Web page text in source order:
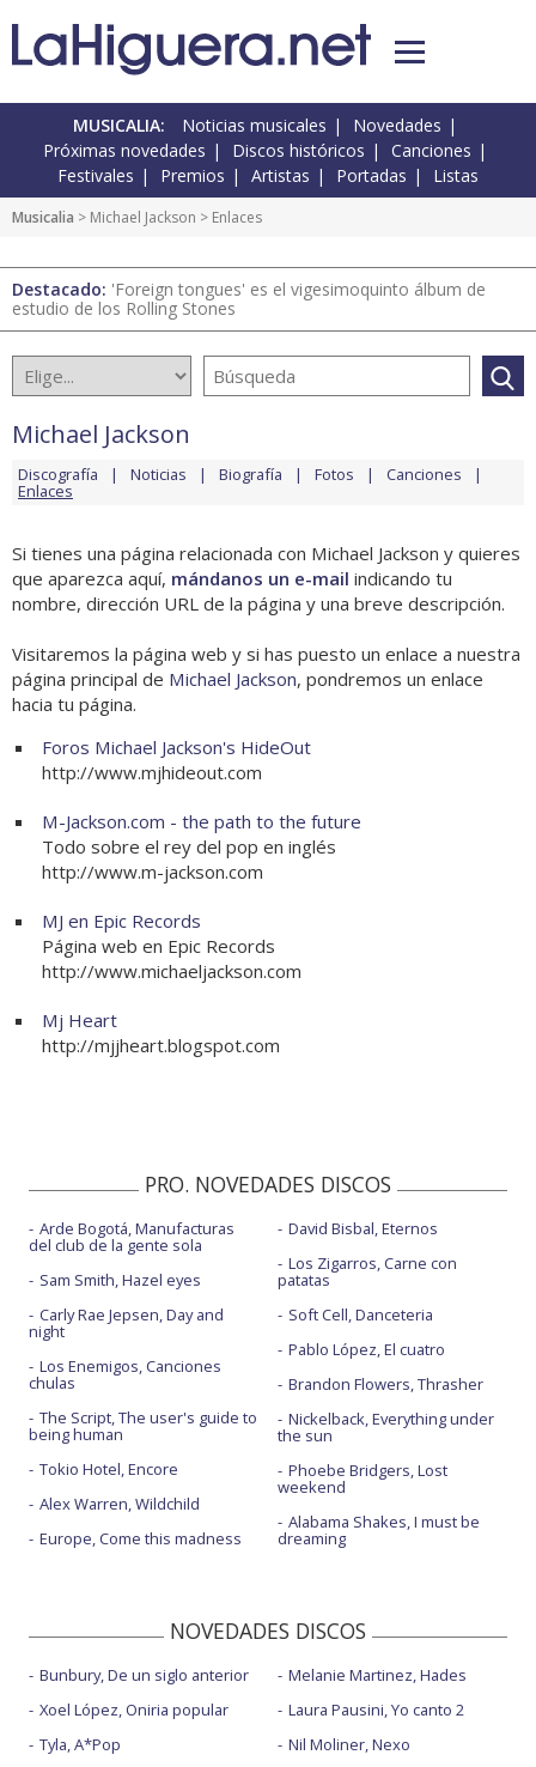
MUSICALIA: Noticias musicales
Novedades
Próximas novedades
Discos históricos
Canciones
Festivales
Premios Artistas Portadas Listas
Musicalia > Michael Jackson > Enlaces
Destacado: 'Foreign tongues' es el vigesimoquinto álbum de
estudio de los Rolling Stones
Michael Jackson
Discografía Noticias Biografía Fotos Canciones
Enlaces
Si tienes una página relacionada con Michael Jackson y quieres
que aparezca aquí, mándanos un e-mail indicando tu
nombre, dirección URL de la página y una breve descripción.
Visitaremos la página web y si has puesto un enlace a nuestra
página principal de Michael Jackson, pondremos un enlace
hacia tu página.
Foros Michael Jackson's HideOut
http://www.mjhideout.com
M-Jackson.com - the path to the future
Todo sobre el rey del pop en inglés
http://www.m-jackson.com
MJ en Epic Records
Página web en Epic Records
http://www.michaeljackson.com
Mj Heart
http://mjjheart.blogspot.com
PRO. NOVEDADES DISCOS
Arde Bogotá, Manufacturas
del club de la gente sola
Sam Smith, Hazel eyes
Carly Rae Jepsen, Day and
night
Los Enemigos, Canciones
chulas
The Script, The user's guide to
being human
Tokio Hotel, Encore
Alex Warren, Wildchild
Europe, Come this madness
David Bisbal, Eternos
Los Zigarros, Carne con
patatas
Soft Cell, Danceteria
Pablo López, El cuatro
Brandon Flowers, Thrasher
Nickelback, Everything under
the sun
Phoebe Bridgers, Lost
weekend
Alabama Shakes, I must be
dreaming
NOVEDADES DISCOS
Bunbury, De un siglo anterior
Xoel López, Oniria popular
Tyla, A*Pop
Melanie Martinez, Hades
Laura Pausini, Yo canto 2
Nil Moliner, Nexo